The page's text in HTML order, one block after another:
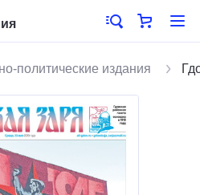
политические издания